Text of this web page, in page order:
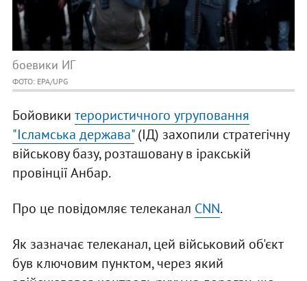
боевики ИГ
ФОТО: EPA/UPG
Бойовики терористичного угруповання
"Ісламська держава"(ІД) захопили стратегічну
військову базу, розташовану в іракській
провінції Анбар.
Про це повідомляє телеканал CNN.
Як зазначає телеканал, цей військовий об'єкт
був ключовим пунктом, через який